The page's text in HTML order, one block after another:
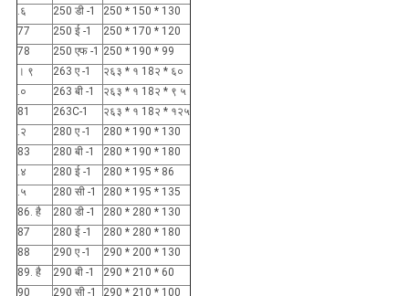
.६
250 डी -1
250 * 150 * 130
77
250 ई -1
250 * 170 * 120
78
250 एफ -1 250 * 190 * 99
। ९
263 ए -1
२६३ * १ 18२ * ६०
.०
263 बी -1
२६३ * १ 18२ * ९ ५
81
263C-1
२६३ * १ 18२ * १२५
.२
280 ए -1
280 * 190 * 130
83
280 बी -1
280 * 190 * 180
.४
280 ई -1
280 * 195 * 86
.५
280 सी -1
280 * 195 * 135
86. है
280 डी -1
280 * 280 * 130
87
280 ई -1
280 * 280 * 180
88
290 ए -1
290 * 200 * 130
89. है
290 बी -1
290 * 210 * 60
90
290 सी -1 290 * 210 * 100